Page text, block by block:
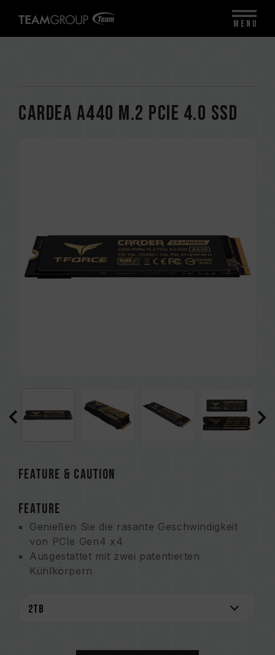
CARDEA A440 M.2 PCIe 4.0 SSD
FEATURE & CAUTION
FEATURE
Genießen Sie die rasante Geschwindigkeit
von PCIe Gen4 x4
Ausgestattet mit zwei patentierten
Kühlkörpern
Taiwanisches Gebrauchsmuster (Nummer:
MENU